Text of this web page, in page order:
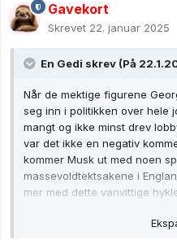
Gavekort
Skrevet 22. januar 2025
En Gedi skrev (På
Når de mektige figurene
seg inn i politikken over hele
mangt og ikke minst drev
var det ikke en negativ
kommer Musk ut med noen
massevoldtektsakene i
mer med dette vanvittige
dere og begynn å bevege